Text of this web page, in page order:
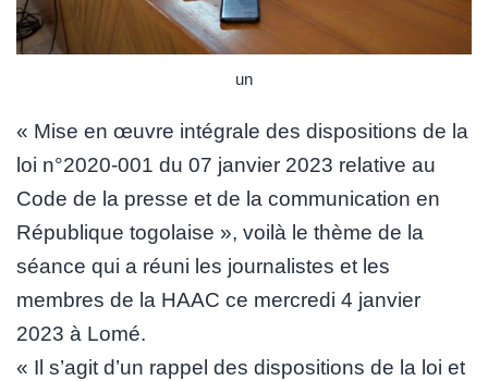
un
« Mise en œuvre intégrale des dispositions de la
loi n°2020-001 du 07 janvier 2023 relative au
Code de la presse et de la communication en
République togolaise », voilà le thème de la
séance qui a réuni les journalistes et les
membres de la HAAC ce mercredi 4 janvier
2023 à Lomé.
« Il s’agit d’un rappel des dispositions de la loi et